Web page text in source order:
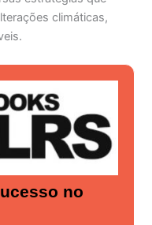
climáticas,
no